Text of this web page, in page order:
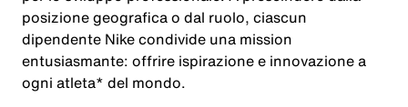
posizione geografica o dal ruolo, ciascun
dipendente Nike condivide una mission
entusiasmante: offrire ispirazione e innovazione a
ogni atleta* del mondo.